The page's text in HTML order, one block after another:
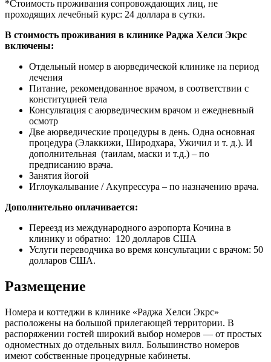
*Стоимость проживания сопровождающих лиц, не
проходящих лечебный курс: 24 доллара в сутки.
В стоимость проживания в клинике Раджа Хелси Экрс
включены:
Отдельный номер в аюрведической клинике на период
лечения
Питание, рекомендованное врачом, в соответствии с
конституцией тела
Консультация с аюрведическим врачом и ежедневный
осмотр
Две аюрведические процедуры в день. Одна основная
процедура (Элаккижи, Широдхара, Ужичил и т. д.). И
дополнительная (таилам, маски и т.д.) – по
предписанию врача.
Занятия йогой
Иглоукалывание / Акупрессура – по назначению врача.
Дополнительно оплачивается:
Переезд из международного аэропорта Кочина в
клинику и обратно: 120 долларов США
Услуги переводчика во время консультации с врачом: 50
долларов США.
Размещение
Номера и коттеджи в клинике «Раджа Хелси Экрс»
расположены на большой прилегающей территории. В
распоряжении гостей широкий выбор номеров — от простых
одноместных до отдельных вилл. Большинство номеров
имеют собственные процедурные кабинеты.